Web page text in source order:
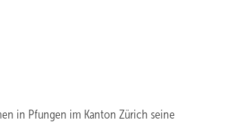
in Pfungen im Kanton Zürich seine